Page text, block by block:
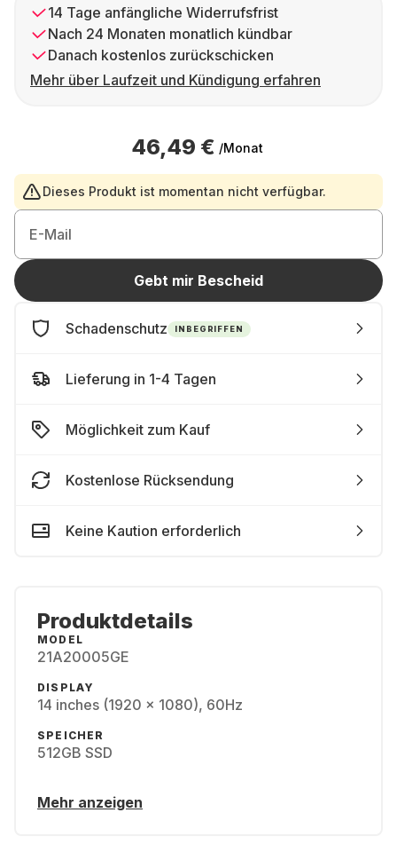
14 Tage anfängliche Widerrufsfrist
Nach 24 Monaten monatlich kündbar
Danach kostenlos zurückschicken
Mehr über Laufzeit und Kündigung erfahren
46,49 € /Monat
Dieses Produkt ist momentan nicht verfügbar.
E-Mail
Gebt mir Bescheid
Schadenschutz INBEGRIFFEN
Lieferung in 1-4 Tagen
Möglichkeit zum Kauf
Kostenlose Rücksendung
Keine Kaution erforderlich
Produktdetails
MODEL
21A20005GE
DISPLAY
14 inches (1920 x 1080), 60Hz
SPEICHER
512GB SSD
Mehr anzeigen